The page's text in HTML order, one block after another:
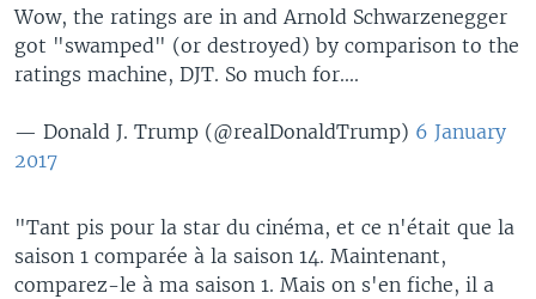
Wow, the ratings are in and Arnold Schwarzenegger
got "swamped" (or destroyed) by comparison to the
ratings machine, DJT. So much for....
— Donald J. Trump (@realDonaldTrump) 6 January
2017
"Tant pis pour la star du cinéma, et ce n'était que la
saison 1 comparée à la saison 14. Maintenant,
comparez-le à ma saison 1. Mais on s'en fiche, il a